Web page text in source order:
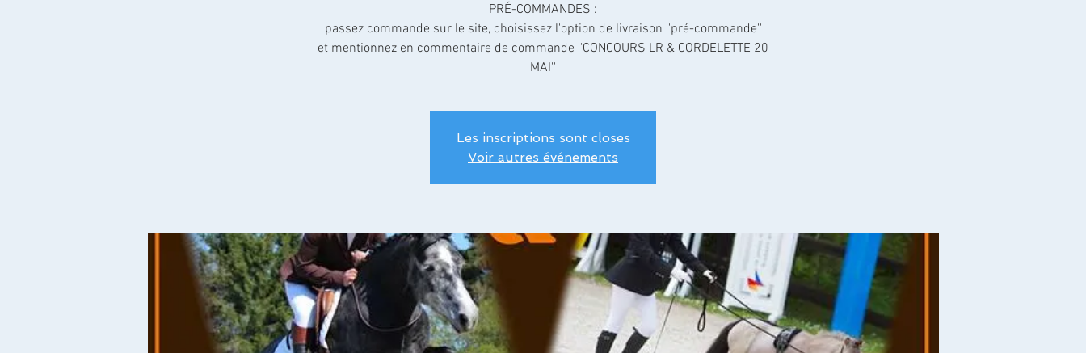
PRÉ-COMMANDES :
passez commande sur le site, choisissez l'option de livraison ''pré-commande''
et mentionnez en commentaire de commande ''CONCOURS LR & CORDELETTE 20
Les inscriptions sont closes
Voir autres événements